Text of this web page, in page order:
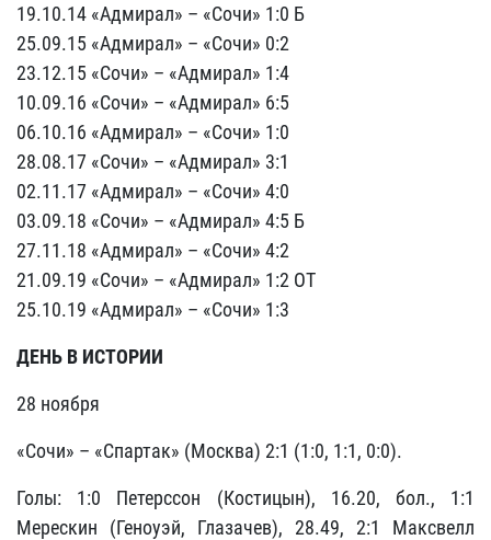
19.10.14 «Адмирал» – «Сочи» 1:0 Б
25.09.15 «Адмирал» – «Сочи» 0:2
23.12.15 «Сочи» – «Адмирал» 1:4
10.09.16 «Сочи» – «Адмирал» 6:5
06.10.16 «Адмирал» – «Сочи» 1:0
28.08.17 «Сочи» – «Адмирал» 3:1
02.11.17 «Адмирал» – «Сочи» 4:0
03.09.18 «Сочи» – «Адмирал» 4:5 Б
27.11.18 «Адмирал» – «Сочи» 4:2
21.09.19 «Сочи» – «Адмирал» 1:2 ОТ
25.10.19 «Адмирал» – «Сочи» 1:3
ДЕНЬ В ИСТОРИИ
28 ноября
«Сочи» – «Спартак» (Москва) 2:1 (1:0, 1:1, 0:0).
Голы: 1:0 Петерссон (Костицын), 16.20, бол., 1:1
Мерескин (Геноуэй, Глазачев), 28.49, 2:1 Максвелл